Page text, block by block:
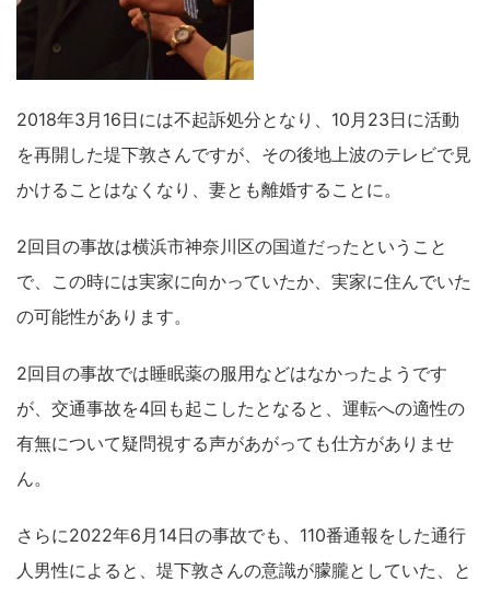
2018年3月16日には不起訴処分となり、10月23日に活動
を再開した堤下敦さんですが、その後地上波のテレビで見
かけることはなくなり、妻とも離婚することに。
2回目の事故は横浜市神奈川区の国道だったということ
で、この時には実家に向かっていたか、実家に住んでいた
の可能性があります。
2回目の事故では睡眠薬の服用などはなかったようです
が、交通事故を4回も起こしたとなると、運転への適性の
有無について疑問視する声があがっても仕方がありませ
ん。
さらに2022年6月14日の事故でも、110番通報をした通行
人男性によると、堤下敦さんの意識が朦朧としていた、と